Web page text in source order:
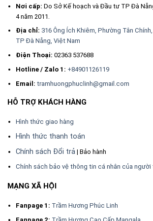
lâu chùi sạch chỗ mốc rồi cho
kín để bảo quản.
Tránh xa ngọn lửa để làm cháy
Hương.
Lúc cần thưởng thức mùi thơm của
cho Vòng Trầm Hương vào lòng bàn
hoặc xoa thấm một ít nước lên hạt
Trầm Hương trong hộp kín thời gian
ngửi mùi.
Nơi cấp:Do Sở Kế hoạch và Đầu tư TP Đà
4 năm 2011.
Địa chỉ: 316 Ông Ích Khiêm, Phường Tân
TP Đà Nẵng, Việt Nam
Điện Thoại:02363 537688
Hotline / Zalo 1: +84901126119
Email: tramhuongphuclinh@gmail.com
HỖ TRỢ KHÁCH HÀNG
Hình thức giao hàng
Hình thức thanh toán
Chính sách Đổi trả | Bảo hành
Chính sách bảo vệ thông tin cá nhân của người
MẠNG XÃ HỘI
Fanpage 1: Trầm Hương Phúc Linh